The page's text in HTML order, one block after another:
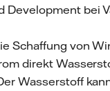
Development bei
Schaffung von
direkt
Wasserstoff